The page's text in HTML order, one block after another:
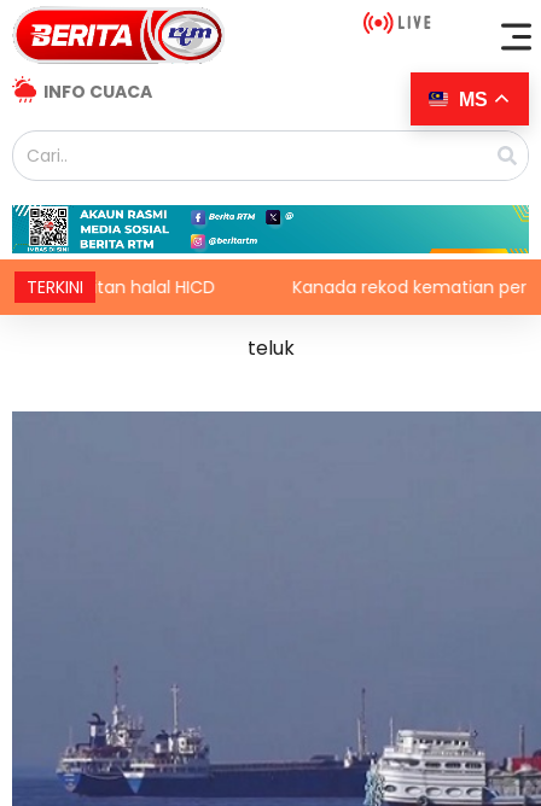
INFO CUACA
TERKINIhalal HICD Kanada rekod kematian pertama
teluk
MS